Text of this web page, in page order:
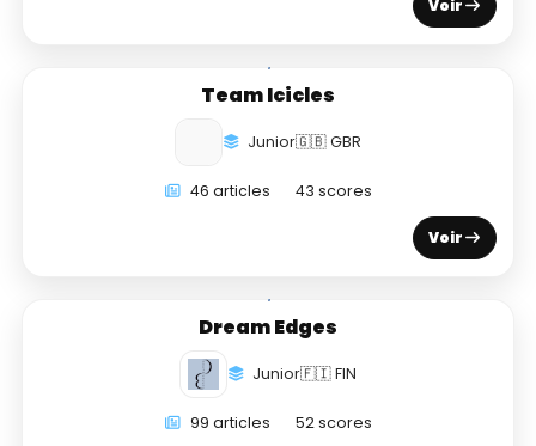
Voir
Team Icicles
Junior🇬🇧 GBR
46 articles 43 scores
Voir
Dream Edges
Junior🇫🇮 FIN
99 articles 52 scores